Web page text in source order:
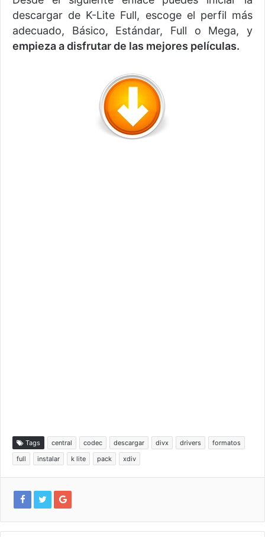
descargar de K-Lite Full, escoge el perfil más
adecuado, Básico, Estándar, Full o Mega, y
empieza a disfrutar de las mejores películas.
Tags central codec descargar divx drivers
formatos
full
instalar k lite pack xdiv